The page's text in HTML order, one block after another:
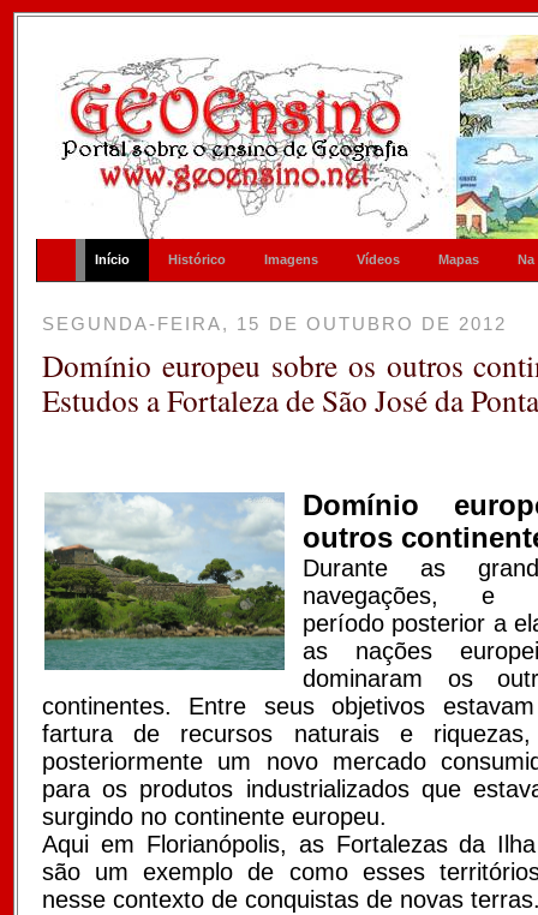
Início Histórico Imagens Vídeos Mapas Na
SEGUNDA-FEIRA, 15 DE OUTUBRO DE 2012
Domínio europeu sobre os outros
Estudos a Fortaleza de São José da
Domínio
outros
Durante as
navegações, e
período posterior a
as nações
dominaram os
continentes. Entre seus objetivos
fartura de recursos naturais e
posteriormente um novo mercado
para os produtos industrializados que
surgindo no continente europeu.
Aqui em Florianópolis, as Fortalezas da
são um exemplo de como esses
nesse contexto de conquistas de novas